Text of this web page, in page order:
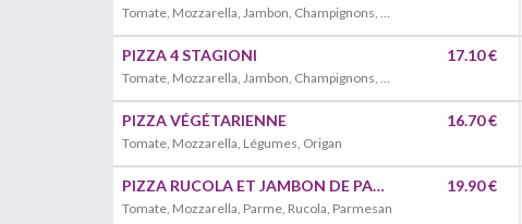
Tomate, Mozzarella, Jambon, Champignons, Origan
PIZZA 4 STAGIONI
Tomate, Mozzarella, Jambon, Champignons, Olives, Artichauts
17.10 €
PIZZA VÉGÉTARIENNE
Tomate, Mozzarella, Légumes, Origan
16.70 €
PIZZA RUCOLA ET JAMBON DE PARME
Tomate, Mozzarella, Parme, Rucola, Parmesan
19.90 €